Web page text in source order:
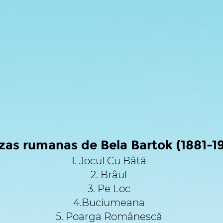
rumanas de Bela Bartok (1881-
1. Jocul Cu Bâtă
2. Brâul
3. Pe Loc
4.Buciumeana
5. Poarga Românescă